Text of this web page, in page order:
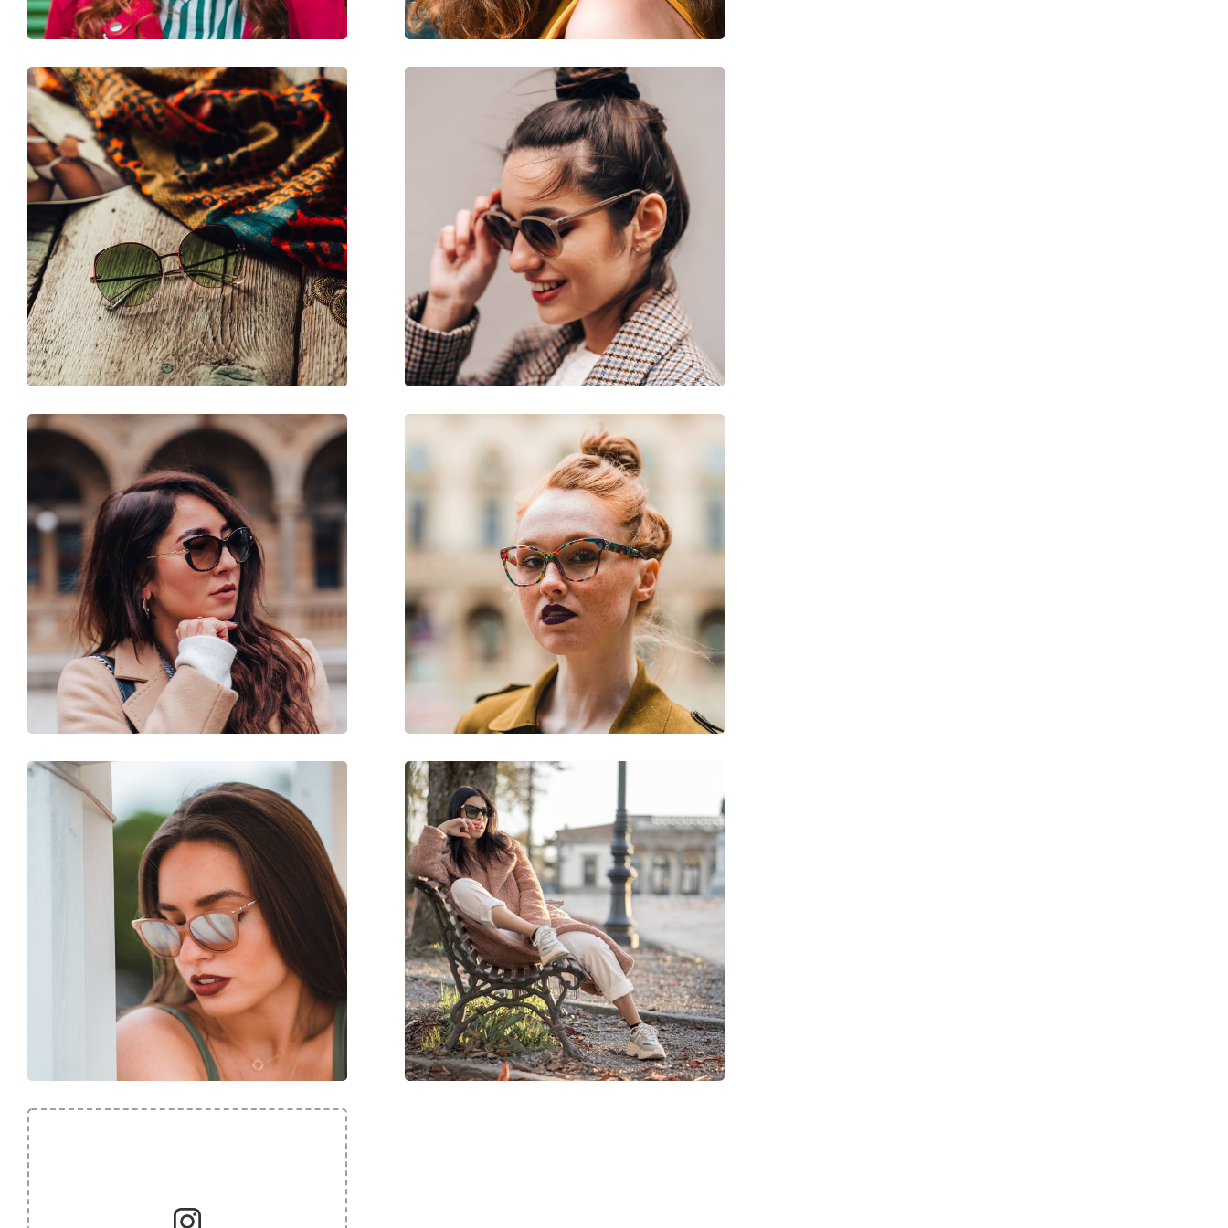
Balama flexibilă:
Nu
Accesorii
Suport:
Da
Lavetă pentru curățat:
Da
Altele
Sex:
Femei
Categorie:
Ochelari de soare
Brand:
Saint Laurent
Utilizare:
Modă
Cod:
SL 214 KATE 032 55